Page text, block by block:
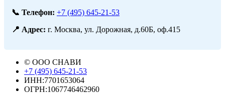
📞 Телефон: +7 (495) 645-21-53
📍 Адрес: г. Москва, ул. Дорожная, д.60Б, оф.415
© ООО СНАВИ
+7 (495) 645-21-53
ИНН:7701653064
ОГРН:1067746462960